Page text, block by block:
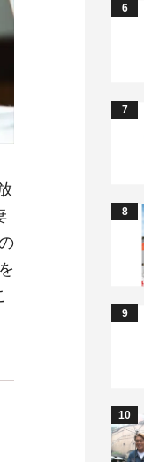
6
7
8
9
10